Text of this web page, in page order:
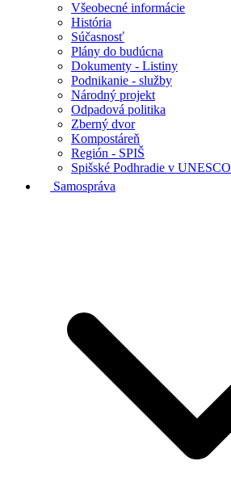
Všeobecné informácie
História
Súčasnosť
Plány do budúcna
Dokumenty - Listiny
Podnikanie - služby
Národný projekt
Odpadová politika
Zberný dvor
Kompostáreň
Región - SPIŠ
Spišské Podhradie v UNESCO
Samospráva